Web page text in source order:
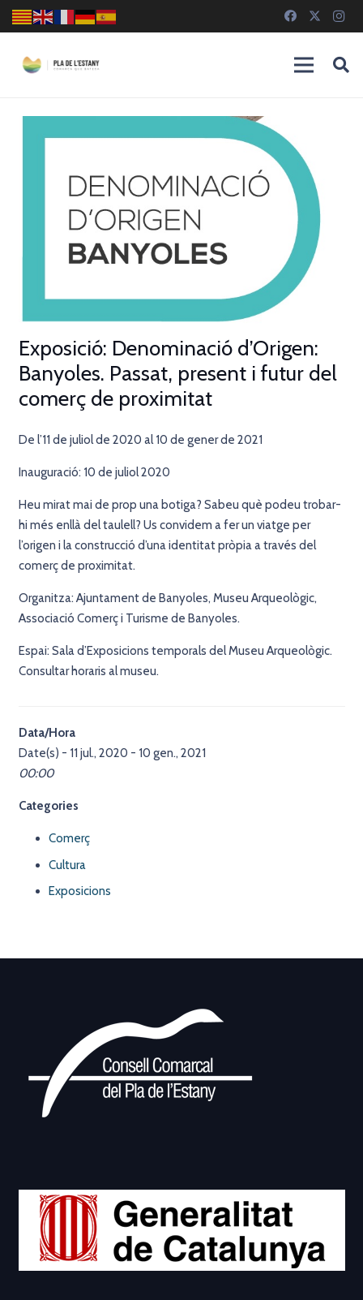
Exposició: Denominació d’Origen:
Banyoles. Passat, present i futur del
comerç de proximitat
De l’11 de juliol de 2020 al 10 de gener de 2021
Inauguració: 10 de juliol 2020
Heu mirat mai de prop una botiga? Sabeu què podeu trobar-
hi més enllà del taulell? Us convidem a fer un viatge per
l’origen i la construcció d’una identitat pròpia a través del
comerç de proximitat.
Organitza: Ajuntament de Banyoles, Museu Arqueològic,
Associació Comerç i Turisme de Banyoles.
Espai: Sala d’Exposicions temporals del Museu Arqueològic.
Consultar horaris al museu.
Data/Hora
Date(s) - 11 jul., 2020 - 10 gen., 2021
00:00
Categories
Comerç
Cultura
Exposicions